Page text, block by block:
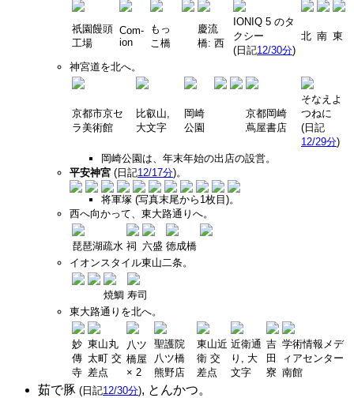
祇園饅頭
工場
Com-
ion
もっ
こ橋
慶流
橋: 西
IONIQ 5 のタ
クシー
(日記12/30分)
北 南 東
神宮道を北へ。
京都市京セ
ラ美術館
比叡山,
大文字
岡崎
公園
京都岡崎
蔦屋書店
そなえよ
つねに
(日記
12/29分)
岡崎公園は、年末年始の出店の設営。
平安神宮 (日記12/17分)。
将軍塚 (写真末尾から1枚目)。
西へ向かって、東大路通りへ。
琵琶湖疏水 祠 六盛 徳成橋
イオンスタイル東山二条。
焼鯛 寿司
東大路通りを北へ。
妙
傳
寺
東山丸
太町 交
差点
八ツ
橋屋
× 2
聖護院
八ツ橋
熊野店
東山近
衛 交
差点
近衛通
り, 大
文字
吉
田
寮
学術情報メデ
ィアセンター
南館
茹で豚 (日記12/30分), とんかつ。